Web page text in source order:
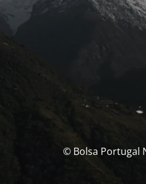
© Bolsa Portugal